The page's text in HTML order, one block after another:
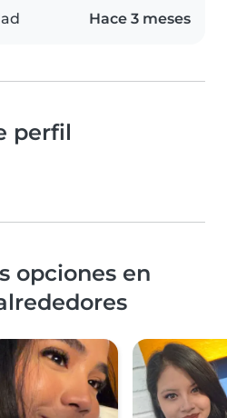
Hace 3 meses
perfil
opciones en